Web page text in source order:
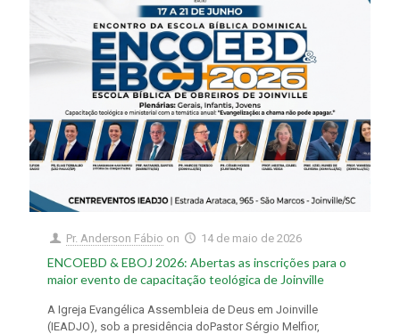
Pr. Anderson Fábio on 14 de maio de 2026
ENCOEBD & EBOJ 2026: Abertas as inscrições para o
maior evento de capacitação teológica de Joinville
A Igreja Evangélica Assembleia de Deus em Joinville
(IEADJO), sob a presidência doPastor Sérgio Melfior,